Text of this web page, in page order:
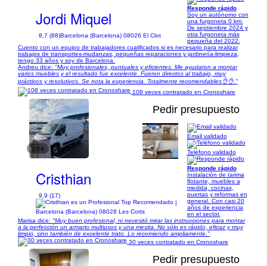
Jordi Miquel
8,7 (88)Barcelona (Barcelona) 08026 El Clot
Responde rápido
Soy un autónomo con
una furgoneta 0 km.
De septiembre 2024 y
otra furgoneta más
pequeña del 2022.
Cuento con un equipo de trabajadores cualificados si es necesario para realizar
trabajos de transportes-mudanzas, pequeñas reparaciones y jardinería-limpieza,
tengo 33 años y soy de Barcelona.
Andreu dice: "Muy profesionales, puntuales y eficientes. Me ayudaron a montar
varios muebles y el resultado fue excelente. Fueron directos al trabajo, muy
prácticos y resolutivos. Se nota la experiencia. Totalmente recomendables👌👌."
108 veces contratado en Cronoshare
1/58
Pedir presupuesto
Cristhian
9,9 (17)
|
Barcelona (Barcelona) 08028 Les Corts
Email validado
Teléfono validado
Responde rápido
Instalación de tarima
flotante, muebles a
medida, cocinas,
puertas y reformas en
general. Con casi 20
años de experiencia
en el sector.
Marisa dice: "Muy buen profesional, ni necesitó mirar las instrucciones para montar
a la perfección un armario multiusos y una mesita. No sólo es rápido, eficaz y muy
limpio, sino también de excelente trato. Lo recomiendo ampliamente."
30 veces contratado en Cronoshare
Pedir presupuesto